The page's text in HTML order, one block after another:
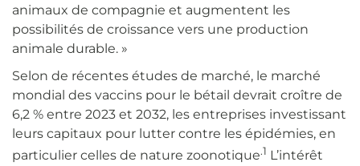
animaux de compagnie et augmentent les
possibilités de croissance vers une production
animale durable. »
Selon de récentes études de marché, le marché
mondial des vaccins pour le bétail devrait croître de
6,2 % entre 2023 et 2032, les entreprises investissant
leurs capitaux pour lutter contre les épidémies, en
particulier celles de nature zoonotique.1 L’intérêt